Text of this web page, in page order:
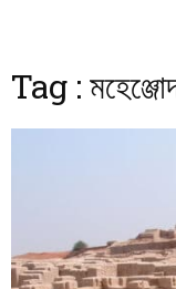
Tag :